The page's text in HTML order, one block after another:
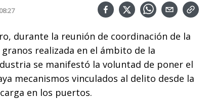
08:27
durante la reunión de coordinación de la
realizada en el ámbito de la
se manifestó la voluntad de poner el
mecanismos vinculados al delito desde la
en los puertos.